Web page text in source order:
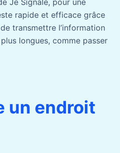
rapide et efficace grâce
transmettre l’information
longues, comme passer
un endroit